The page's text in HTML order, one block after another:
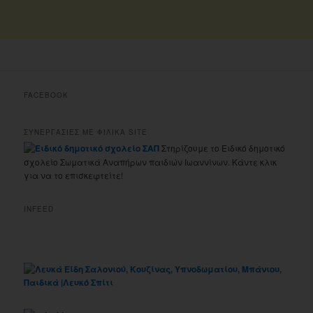
FACEBOOK
ΣΥΝΕΡΓΑΣΙΕΣ ΜΕ ΦΙΛΙΚΑ SITE
Στηρίζουμε το Ειδικό δημοτικό
σχολείο Σωματικά Αναπήρων παιδιών Ιωαννίνων. Κάντε κλικ
για να το επισκεφτείτε!
INFEED